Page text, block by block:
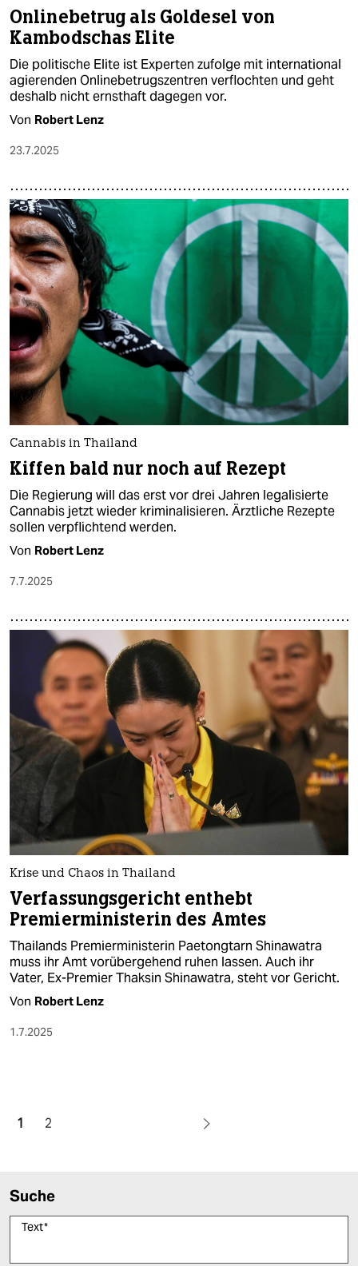
Onlinebetrug als Goldesel von
Kambodschas Elite
Die politische Elite ist Experten zufolge mit international
agierenden Onlinebetrugszentren verflochten und geht
deshalb nicht ernsthaft dagegen vor.
Von Robert Lenz
23.7.2025
Cannabis in Thailand
Kiffen bald nur noch auf Rezept
Die Regierung will das erst vor drei Jahren legalisierte
Cannabis jetzt wieder kriminalisieren. Ärztliche Rezepte
sollen verpflichtend werden.
Von Robert Lenz
7.7.2025
Krise und Chaos in Thailand
Verfassungsgericht enthebt
Premierministerin des Amtes
Thailands Premierministerin Paetongtarn Shinawatra
muss ihr Amt vorübergehend ruhen lassen. Auch ihr
Vater, Ex-Premier Thaksin Shinawatra, steht vor Gericht.
Von Robert Lenz
1.7.2025
1 2
Suche
Text*